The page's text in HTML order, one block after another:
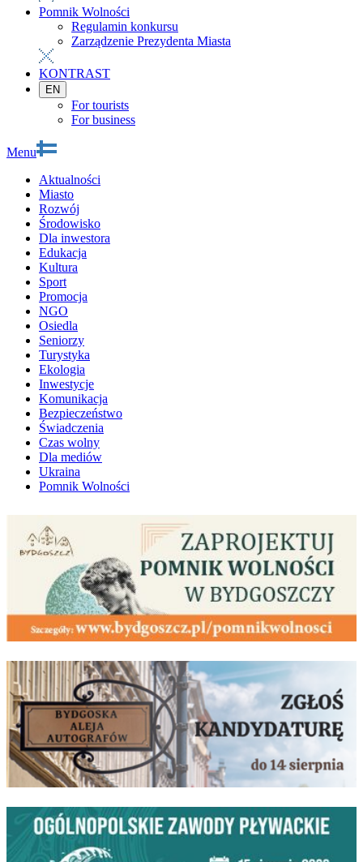
Pomnik Wolności
Regulamin konkursu
Zarządzenie Prezydenta Miasta
KONTRAST
EN
For tourists
For business
Menu
Aktualności
Miasto
Rozwój
Środowisko
Dla inwestora
Edukacja
Kultura
Sport
Promocja
NGO
Osiedla
Seniorzy
Turystyka
Ekologia
Inwestycje
Komunikacja
Bezpieczeństwo
Świadczenia
Czas wolny
Dla mediów
Ukraina
Pomnik Wolności